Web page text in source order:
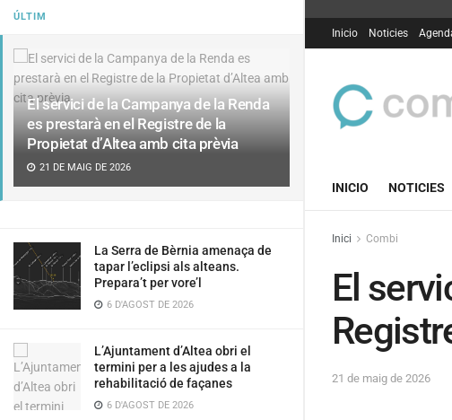
ÚLTIM
El servici de la Campanya de la Renda
es prestarà en el Registre de la
Propietat d’Altea amb cita prèvia
21 DE MAIG DE 2026
La Serra de Bèrnia amenaça de
tapar l’eclipsi als alteans.
Prepara’t per vore’l
6 D'AGOST DE 2026
L’Ajuntament d’Altea obri el
termini per a les ajudes a la
rehabilitació de façanes
6 D'AGOST DE 2026
Inicio Noticies
INICIO NOTICIES
Inici Combi
El
21 de maig de 2026